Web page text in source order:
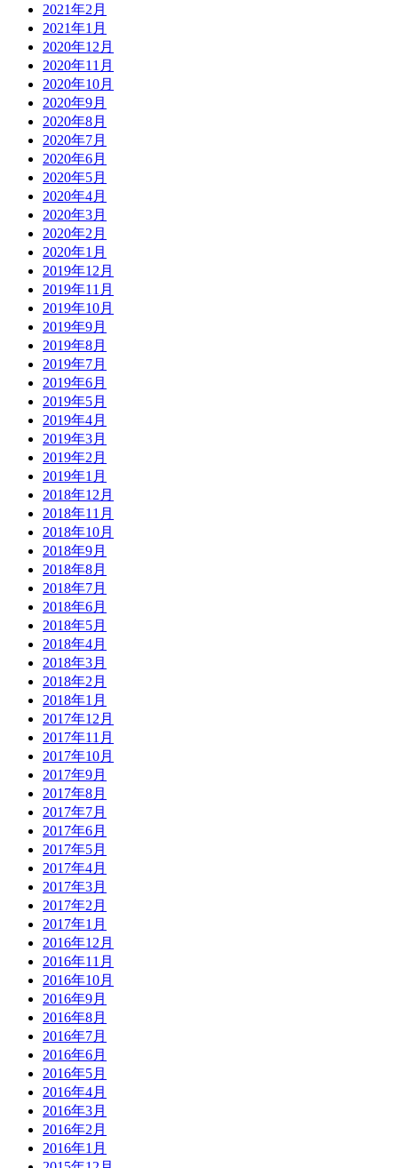
2021年2月
2021年1月
2020年12月
2020年11月
2020年10月
2020年9月
2020年8月
2020年7月
2020年6月
2020年5月
2020年4月
2020年3月
2020年2月
2020年1月
2019年12月
2019年11月
2019年10月
2019年9月
2019年8月
2019年7月
2019年6月
2019年5月
2019年4月
2019年3月
2019年2月
2019年1月
2018年12月
2018年11月
2018年10月
2018年9月
2018年8月
2018年7月
2018年6月
2018年5月
2018年4月
2018年3月
2018年2月
2018年1月
2017年12月
2017年11月
2017年10月
2017年9月
2017年8月
2017年7月
2017年6月
2017年5月
2017年4月
2017年3月
2017年2月
2017年1月
2016年12月
2016年11月
2016年10月
2016年9月
2016年8月
2016年7月
2016年6月
2016年5月
2016年4月
2016年3月
2016年2月
2016年1月